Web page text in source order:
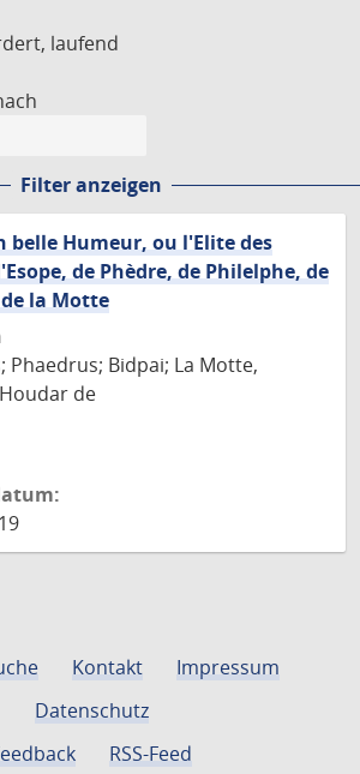
laufend
Filter anzeigen
belle Humeur, ou l'Elite des
de Phèdre, de Philelphe, de
la Motte
Phaedrus; Bidpai; La Motte,
de
Kontakt
Impressum
Datenschutz
RSS-Feed